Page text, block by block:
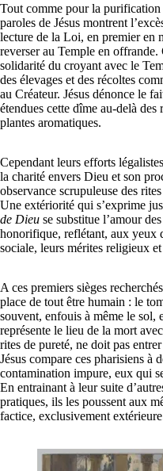
Tout comme pour la purification
paroles de Jésus montrent
lecture de la Loi, en premier en
reverser au Temple en
solidarité du croyant avec le
des élevages et des récoltes
au Créateur. Jésus dénonce le
étendues cette dîme au-delà
plantes aromatiques.
Cependant leurs efforts
la charité envers Dieu et son
observance scrupuleuse des
Une extériorité qui s’exprime
de Dieu se substitue l’amour des
honorifique, reflétant, aux yeux
sociale, leurs mérites religieux
A ces premiers sièges
place de tout être humain : le
souvent, enfouis à même le sol,
représente le lieu de la mort
rites de pureté, ne doit pas
Jésus compare ces pharisiens à
contamination impure, eux qui
En entrainant à leur suite
pratiques, ils les poussent aux
factice, exclusivement